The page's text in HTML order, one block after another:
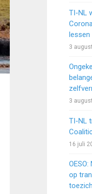
TI-NL
lessen
3
3
TI-NL
16 juli
op